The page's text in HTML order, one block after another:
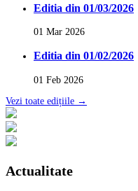
Editia din 01/03/2026
01 Mar 2026
Editia din 01/02/2026
01 Feb 2026
Vezi toate edițiile →
Actualitate